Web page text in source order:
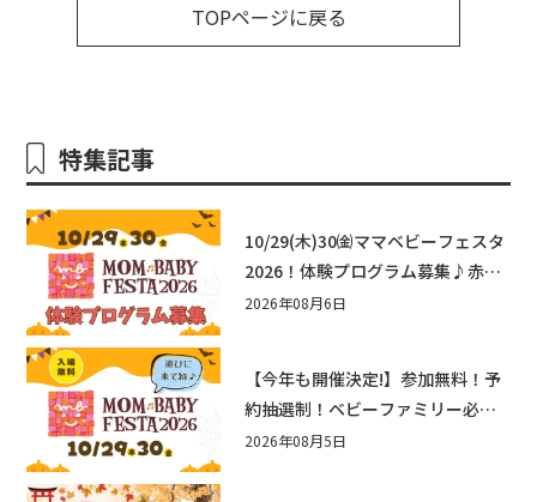
TOPページに戻る
特集記事
10/29(木)30㈮ママベビーフェスタ
2026！体験プログラム募集♪赤ち
ゃん向けイベントに出演しません
2026年08月6日
【今年も開催決定!】参加無料！予
約抽選制！ベビーファミリー必見
☆入場無料☆10/29(木)30(金)ママ
2026年08月5日